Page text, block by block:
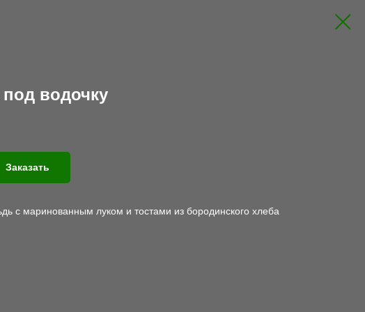
водочку
Заказать
с маринованным луком и тостами из бородинского хлеба